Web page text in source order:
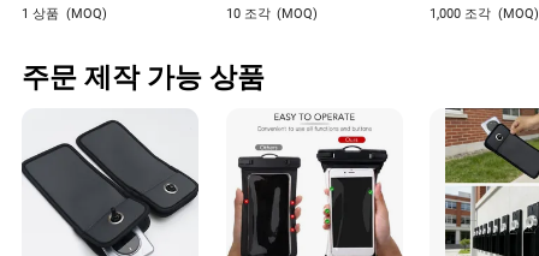
1 상품 (MOQ) 10 조각 (MOQ)
홀더
1,000 조각 (MOQ)
주문 제작 가능 상품